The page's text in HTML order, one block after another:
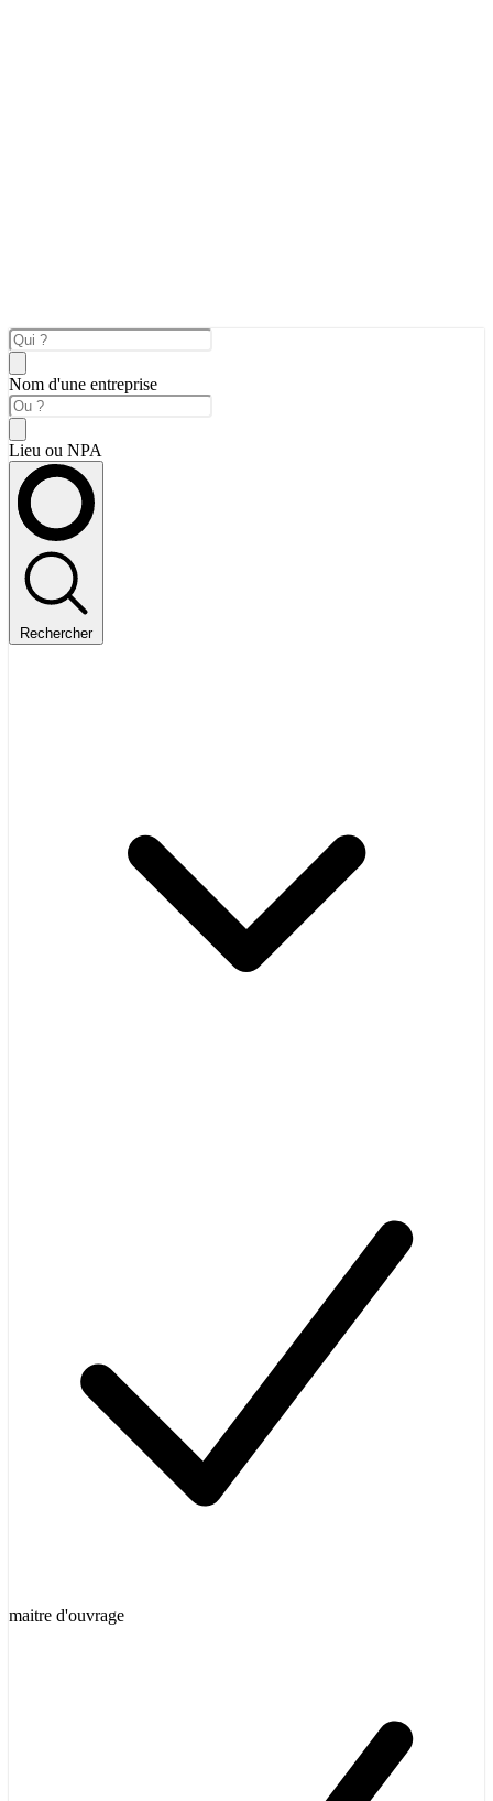
Nom d'une entreprise
Lieu ou NPA
Rechercher
maitre d'ouvrage